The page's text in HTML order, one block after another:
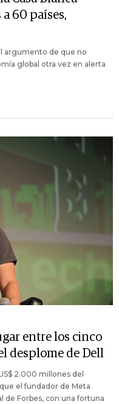
60 países,
argumento de que no
global otra vez en alerta
entre los cinco
desplome de Dell
2.000 millones del
el fundador de Meta
de Forbes, con una fortuna